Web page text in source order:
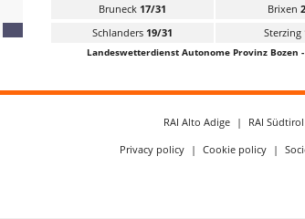
Bruneck 17/31 Brixen
Schlanders 19/31 Sterzing
Landeswetterdienst Autonome Provinz Bozen
RAI Alto Adige | RAI Südtirol
Privacy policy | Cookie policy |